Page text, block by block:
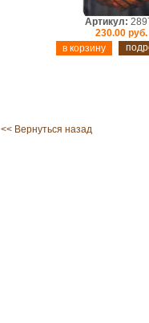
Артикул:
230.00 руб.
<< Вернуться назад